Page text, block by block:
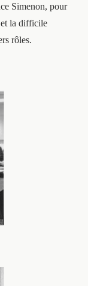
Simenon, pour
et la difficile
rôles.